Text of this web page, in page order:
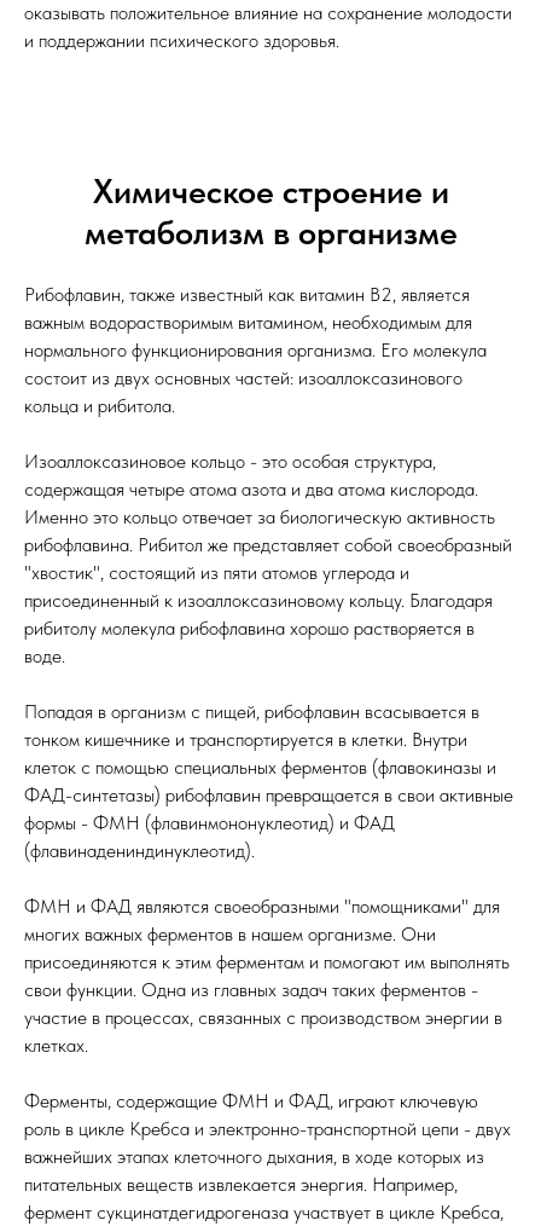
оказывать положительное влияние на сохранение молодости
и поддержании психического здоровья.
Химическое строение и
метаболизм в организме
Рибофлавин, также известный как витамин B2, является
важным водорастворимым витамином, необходимым для
нормального функционирования организма. Его молекула
состоит из двух основных частей: изоаллоксазинового
кольца и рибитола.
Изоаллоксазиновое кольцо - это особая структура,
содержащая четыре атома азота и два атома кислорода.
Именно это кольцо отвечает за биологическую активность
рибофлавина. Рибитол же представляет собой своеобразный
"хвостик", состоящий из пяти атомов углерода и
присоединенный к изоаллоксазиновому кольцу. Благодаря
рибитолу молекула рибофлавина хорошо растворяется в
воде.
Попадая в организм с пищей, рибофлавин всасывается в
тонком кишечнике и транспортируется в клетки. Внутри
клеток с помощью специальных ферментов (флавокиназы и
ФАД-синтетазы) рибофлавин превращается в свои активные
формы - ФМН (флавинмононуклеотид) и ФАД
(флавинадениндинуклеотид).
ФМН и ФАД являются своеобразными "помощниками" для
многих важных ферментов в нашем организме. Они
присоединяются к этим ферментам и помогают им выполнять
свои функции. Одна из главных задач таких ферментов -
участие в процессах, связанных с производством энергии в
клетках.
Ферменты, содержащие ФМН и ФАД, играют ключевую
роль в цикле Кребса и электронно-транспортной цепи - двух
важнейших этапах клеточного дыхания, в ходе которых из
питательных веществ извлекается энергия. Например,
фермент сукцинатдегидрогеназа участвует в цикле Кребса,